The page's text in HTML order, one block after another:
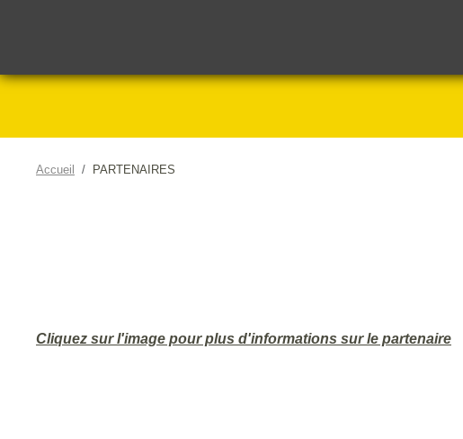
Accueil PARTENAIRES
Cliquez sur l'image pour plus d'informations sur le partenaire